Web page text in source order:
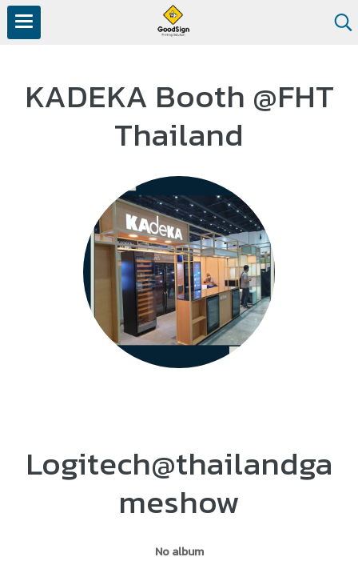
KADEKA Booth @FHT
Thailand
Logitech@thailandga
meshow
No album